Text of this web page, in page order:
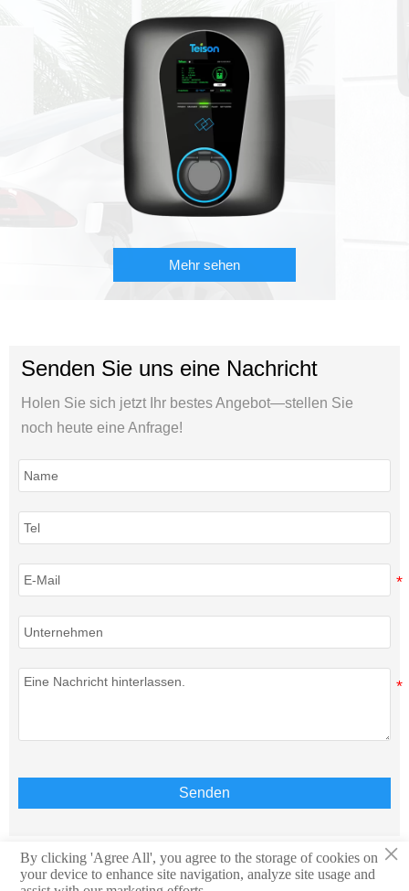
Mehr sehen
Senden Sie uns eine Nachricht
Holen Sie sich jetzt Ihr bestes Angebot—stellen Sie
noch heute eine Anfrage!
Senden
Copyright © Teison Energy Technology Co.,Ltd. Alle
×
By clicking 'Agree All', you agree to the storage of cookies on
your device to enhance site navigation, analyze site usage and